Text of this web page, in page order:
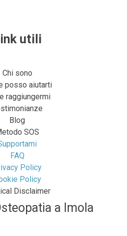
utili
Chi sono
posso aiutarti
raggiungermi
Blog
SOS
FAQ
Policy
Policy
Disclaimer
a Imola